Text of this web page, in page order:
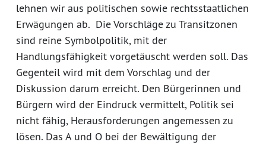
lehnen wir aus politischen sowie rechtsstaatlichen
Erwägungen ab. Die Vorschläge zu Transitzonen
sind reine Symbolpolitik, mit der
Handlungsfähigkeit vorgetäuscht werden soll. Das
Gegenteil wird mit dem Vorschlag und der
Diskussion darum erreicht. Den Bürgerinnen und
Bürgern wird der Eindruck vermittelt, Politik sei
nicht fähig, Herausforderungen angemessen zu
lösen. Das A und O bei der Bewältigung der